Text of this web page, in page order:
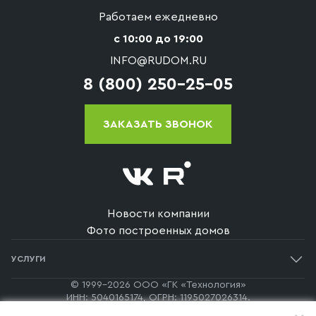
банками и помогает подобрать подходящую
ипотечную программу для строительства
первоначального взноса и процентная ставка
зависят от банка и выбранной программы, более
Работаем ежедневно
с 10:00 до 19:00
INFO@RUDOM.RU
8 (800) 250-25-05
ЗАКАЗАТЬ ЗВОНОК
Новости компании
Фото построенных домов
УСЛУГИ
Одноэтажные дома
© 1999-2026 ООО «ГК «Технология»
ИНН: 5040165174, ОГРН: 1195027026314.